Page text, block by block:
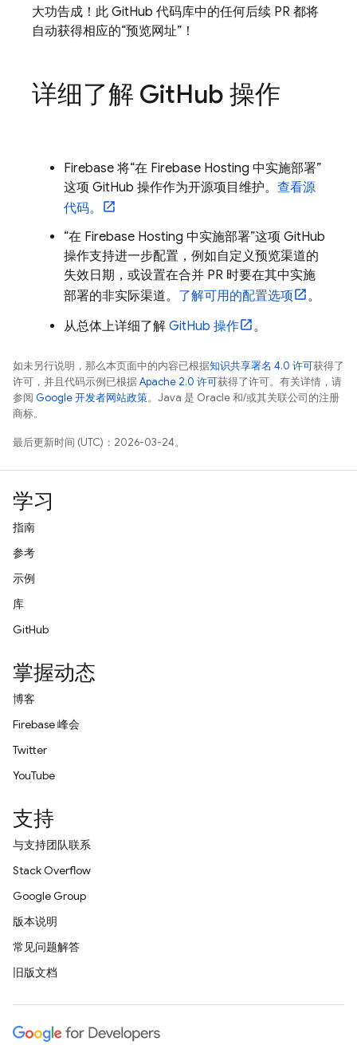
大功告成！此 GitHub 代码库中的任何后续 PR 都将
自动获得相应的“预览网址”！
详细了解 GitHub 操作
Firebase 将“在 Firebase Hosting 中实施部署”
这项 GitHub 操作作为开源项目维护。 查看源
代码。
“在 Firebase Hosting 中实施部署”这项 GitHub
操作支持进一步配置，例如自定义预览渠道的
失效日期，或设置在合并 PR 时要在其中实施
部署的非实际渠道。 了解可用的配置选项
。
从总体上详细了解 GitHub 操作 。
如未另行说明，那么本页面中的内容已根据知识共享署名 4.0 许可获得了
许可，并且代码示例已根据Apache 2.0 许可获得了许可。有关详情，请
参阅 Google 开发者网站政策。Java 是 Oracle 和/或其关联公司的注册
商标。
最后更新时间 (UTC)：2026-03-24。
学习
指南
参考
示例
库
GitHub
掌握动态
博客
Firebase 峰会
Twitter
YouTube
支持
与支持团队联系
Stack Overflow
Google Group
版本说明
常见问题解答
旧版文档